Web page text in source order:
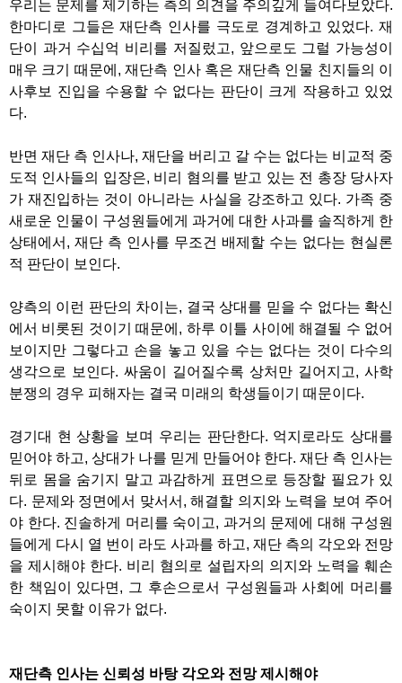
우리는 문제를 제기하는 측의 의견을 주의깊게 들여다보았다.
한마디로 그들은 재단측 인사를 극도로 경계하고 있었다.재
단이 과거 수십억 비리를 저질렀고, 앞으로도 그럴 가능성이
매우 크기 때문에 ,재단측 인사 혹은 재단측 인물 친지들의 이
사후보 진입을 수용할 수 없다는 판단이 크게 작용하고 있었
다.
반면 재단 측 인사나, 재단을 버리고 갈 수는 없다는 비교적 중
도적 인사들의 입장은, 비리 혐의를 받고 있는 전 총장 당사자
가 재진입하는 것이 아니라는 사실을 강조하고 있다. 가족 중
새로운 인물이 구성원들에게 과거에 대한 사과를 솔직하게 한
상태에서 , 재단 측 인사를 무조건 배제할 수는 없다는 현실론
적 판단이 보인다.
양측의 이런 판단의 차이는, 결국 상대를 믿을 수 없다는 확신
에서 비롯된 것이기 때문에 , 하루 이틀 사이에 해결될 수 없어
보이지만 그렇다고 손을 놓고 있을 수는 없다는 것이 다수의
생각으로 보인다. 싸움이 길어질수록 상처만 길어지고, 사학
분쟁의 경우 피해자는 결국 미래의 학생들이기 때문이다.
경기대 현 상황을 보며 우리는 판단한다. 억지로라도 상대를
믿어야 하고, 상대가 나를 믿게 만들어야 한다. 재단 측 인사는
뒤로 몸을 숨기지 말고 과감하게 표면으로 등장할 필요가 있
다. 문제와 정면에서 맞서서 , 해결할 의지와 노력을 보여 주어
야 한다. 진솔하게 머리를 숙이고, 과거의 문제에 대해 구성원
들에게 다시 열 번이 라도 사과를 하고, 재단 측의 각오와 전망
을 제시해야 한다. 비리 혐의로 설립자의 의지와 노력을 훼손
한 책임이 있다면 , 그 후손으로서 구성원들과 사회에 머리를
숙이지 못할 이유가 없다.
재단측 인사는 신뢰성 바탕 각오와 전망 제시해야